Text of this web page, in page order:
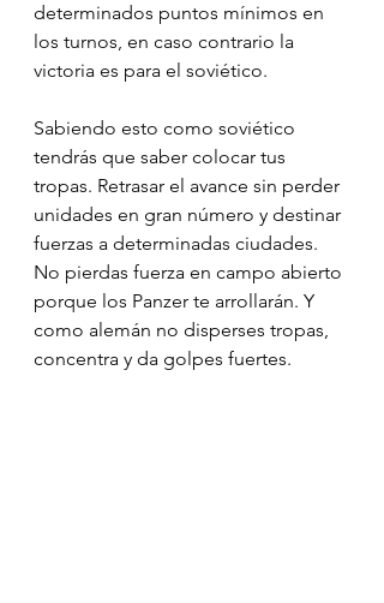
determinados puntos mínimos en
los turnos, en caso contrario la
victoria es para el soviético.
Sabiendo esto como soviético
tendrás que saber colocar tus
tropas. Retrasar el avance sin perder
unidades en gran número y destinar
fuerzas a determinadas ciudades.
No pierdas fuerza en campo abierto
porque los Panzer te arrollarán. Y
como alemán no disperses tropas,
concentra y da golpes fuertes.